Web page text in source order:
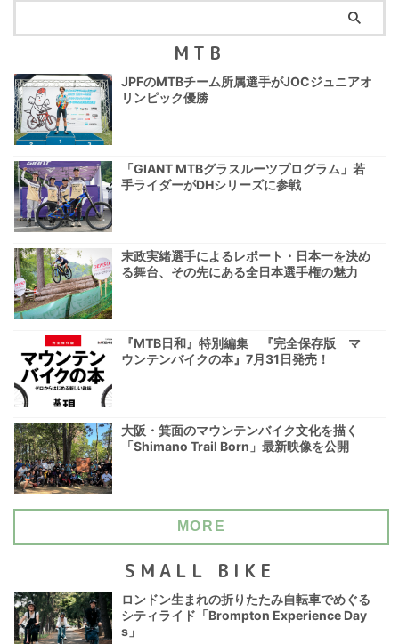
MTB
JPFのMTBチーム所属選手がJOCジュニアオ
リンピック優勝
「GIANT MTBグラスルーツプログラム」若
手ライダーがDHシリーズに参戦
末政実緒選手によるレポート・日本一を決め
る舞台、その先にある全日本選手権の魅力
『MTB日和』特別編集 『完全保存版 マ
ウンテンバイクの本』7月31日発売！
大阪・箕面のマウンテンバイク文化を描く
「Shimano Trail Born」最新映像を公開
MORE
SMALL BIKE
ロンドン生まれの折りたたみ自転車でめぐる
シティライド「Brompton Experience Day
s」